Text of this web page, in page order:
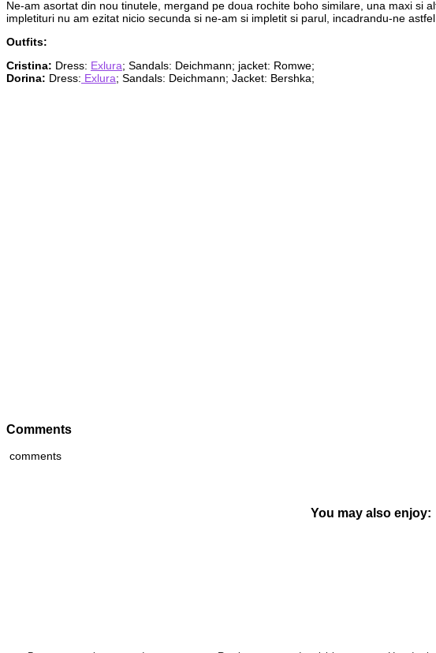
Ne-am asortat din nou tinutele, mergand pe doua rochite boho similare, una maxi si
impletituri nu am ezitat nicio secunda si ne-am si impletit si parul, incadrandu-ne
Outfits:
Cristina: Dress: Exlura; Sandals: Deichmann; jacket: Romwe;
Dorina: Dress: Exlura; Sandals: Deichmann; Jacket: Bershka;
Comments
comments
You may also enjoy: